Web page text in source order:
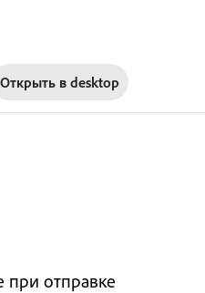
Открыть в desktop
при отправке